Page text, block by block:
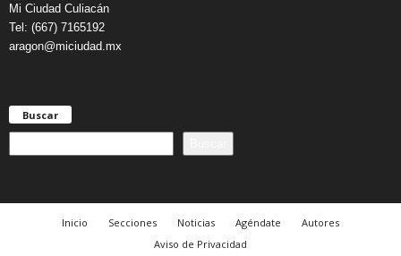
Mi Ciudad Culiacán
Tel: (667) 7165192
aragon@miciudad.mx
Buscar
u
Inicio Secciones Noticias Agéndate
Autores
Aviso de Privacidad